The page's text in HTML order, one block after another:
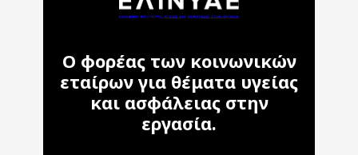
Ο φορέας των κοινωνικών
εταίρων για θέματα υγείας
και ασφάλειας στην
εργασία.